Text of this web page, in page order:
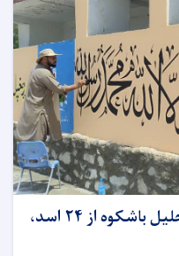
آماده‌گی‌‌های همه‌جانبه برای تجلیل باشکوه از ۲۴ اسد،